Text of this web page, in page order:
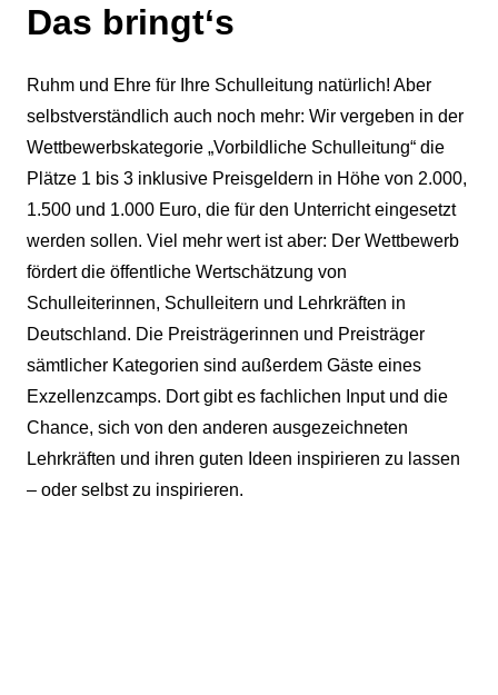
Das bringt‘s
Ruhm und Ehre für Ihre Schulleitung natürlich! Aber
selbstverständlich auch noch mehr: Wir vergeben in der
Wettbewerbskategorie „Vorbildliche Schulleitung“ die
Plätze 1 bis 3 inklusive Preisgeldern in Höhe von 2.000,
1.500 und 1.000 Euro, die für den Unterricht eingesetzt
werden sollen. Viel mehr wert ist aber: Der Wettbewerb
fördert die öffentliche Wertschätzung von
Schulleiterinnen, Schulleitern und Lehrkräften in
Deutschland. Die Preisträgerinnen und Preisträger
sämtlicher Kategorien sind außerdem Gäste eines
Exzellenzcamps. Dort gibt es fachlichen Input und die
Chance, sich von den anderen ausgezeichneten
Lehrkräften und ihren guten Ideen inspirieren zu lassen
– oder selbst zu inspirieren.